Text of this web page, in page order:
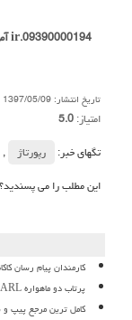
09390000194.ir
تاریخ انتشار: 1397/05/09
امتیاز:5.0
تگهای خبر:
رپورتاژ ,
این مطلب را می پسندید؟
کارمندان پیام رسان
پرتاب دو ماهواره PEARL به مدار پایین زمین
کامل ترین مرجع پیپ